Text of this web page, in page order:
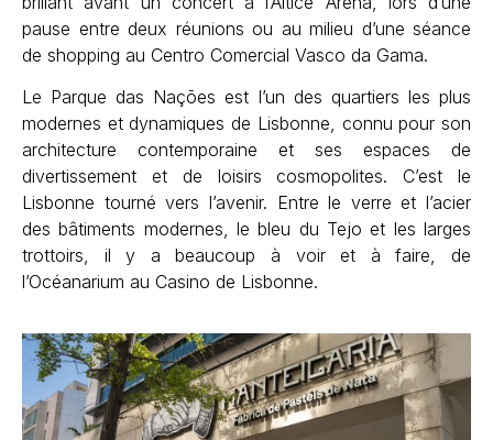
pause entre deux réunions ou au milieu d’une séance
de shopping au Centro Comercial Vasco da Gama.
Le Parque das Nações est l’un des quartiers les plus
modernes et dynamiques de Lisbonne, connu pour son
architecture contemporaine et ses espaces de
divertissement et de loisirs cosmopolites. C’est le
Lisbonne tourné vers l’avenir. Entre le verre et l’acier
des bâtiments modernes, le bleu du Tejo et les larges
trottoirs, il y a beaucoup à voir et à faire, de
l’Océanarium au Casino de Lisbonne.